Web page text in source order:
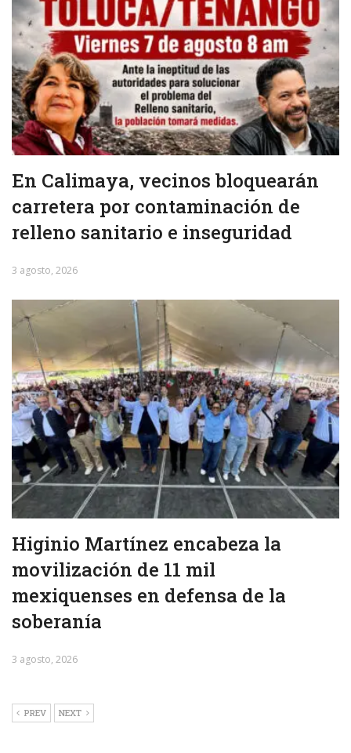
En Calimaya, vecinos bloquearán
carretera por contaminación de
relleno sanitario e inseguridad
3 agosto, 2026
Higinio Martínez encabeza la
movilización de 11 mil
mexiquenses en defensa de la
soberanía
3 agosto, 2026
PREV NEXT